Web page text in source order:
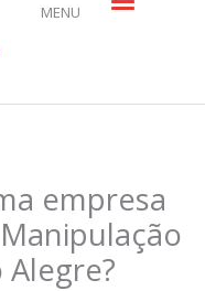
MENU
empresa